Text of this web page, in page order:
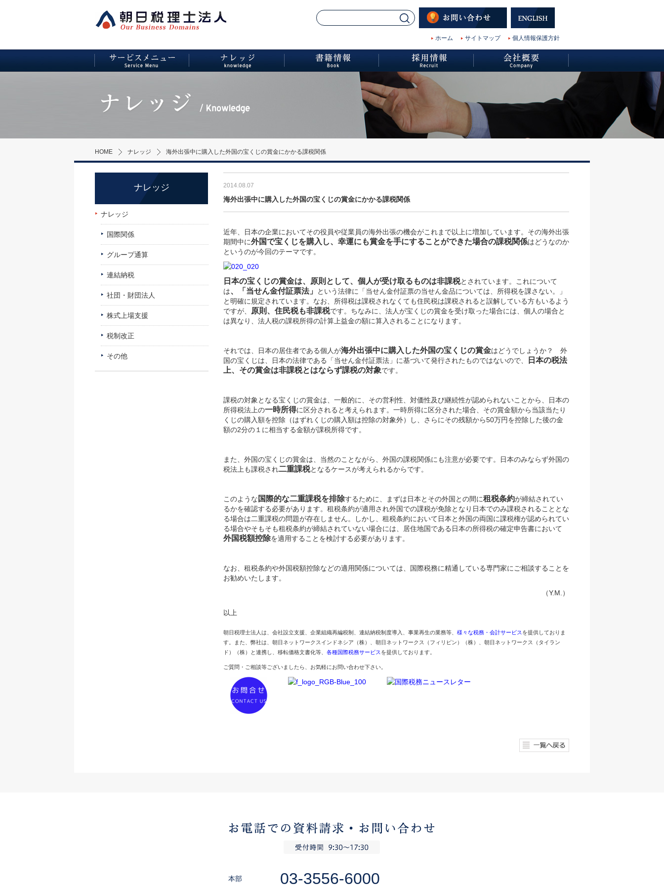
ホーム サイトマップ 個人情報保護方針
HOME ナレッジ 海外出張中に購入した外国の宝くじの賞金にかかる課税関係
2014.08.07
海外出張中に購入した外国の宝くじの賞金にかかる課税関係
近年、日本の企業においてその役員や従業員の海外出張の機会がこれまで以上に増加しています。その海外出張
期間中に外国で宝くじを購入し、幸運にも賞金を手にすることができた場合の課税関係はどうなのか
というのが今回のテーマです。
日本の宝くじの賞金は、原則として、個人が受け取るものは非課税とされています。これについて
は、「当せん金付証票法」
という法律に「当せん金付証票の当せん金品については、所得税を課さない。」
と明確に規定されています。なお、所得税は課税されなくても住民税は課税されると誤解している方もいるよう
ですが、
原則、住民税も非課税です。ちなみに、法人が宝くじの賞金を受け取った場合には、個人の場合と
は異なり、法人税の課税所得の計算上益金の額に算入されることになります。
それでは、日本の居住者である個人が海外出張中に購入した外国の宝くじの賞金はどうでしょうか？ 外
国の宝くじは、日本の法律である「当せん金付証票法」に基づいて発行されたものではないので、
日本の税法
上、その賞金は非課税とはならず課税の対象です。
課税の対象となる宝くじの賞金は、一般的に、その営利性、対価性及び継続性が認められないことから、日本の
所得税法上の一時所得に区分されると考えられます。一時所得に区分された場合、その賞金額から当該当たり
くじの購入額を控除（はずれくじの購入額は控除の対象外）し、さらにその残額から50万円を控除した後の金
額の2分の１に相当する金額が課税所得です。
また、外国の宝くじの賞金は、当然のことながら、外国の課税関係にも注意が必要です。日本のみならず外国の
税法上も課税され二重課税となるケースが考えられるからです。
このような 国際的な二重課税を排除するために、まずは日本とその外国との間に租税条約が締結されてい
るかを確認する必要があります。租税条約が適用され外国での課税が免除となり日本でのみ課税されることとな
る場合は二重課税の問題が存在しません。しかし、租税条約において日本と外国の両国に課税権が認められてい
る場合やそもそも租税条約が締結されていない場合には、居住地国である日本の所得税の確定申告書において
外国税額控除を適用することを検討する必要があります。
なお、租税条約や外国税額控除などの適用関係については、国際税務に精通している専門家にご相談することを
お勧めいたします。
（Y.M.）
以上
朝日税理士法人は、会社設立支援、企業組織再編税制、連結納税制度導入、事業再生の業務等、 様々な税務・会計サービス を提供しておりま
す。また、弊社は、朝日ネットワークスインドネシア（株）、朝日ネットワークス（フィリピン）（株）、朝日ネットワークス（タイラン
ド）（株）と連携し、移転価格文書化等、 各種国際税務サービス を提供しております。
ご質問・ご相談等ございましたら、お気軽にお問い合わせ下さい。
ナレッジ
ナレッジ
国際関係
グループ通算
連結納税
社団・財団法人
株式上場支援
税制改正
その他
本部 03-3556-6000